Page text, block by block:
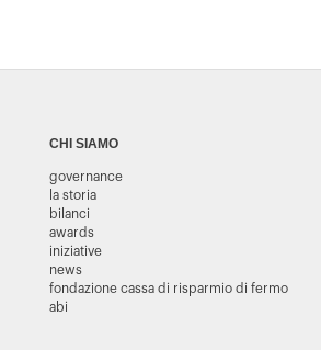
CHI SIAMO
governance
la storia
bilanci
awards
iniziative
news
fondazione cassa di risparmio di fermo
abi